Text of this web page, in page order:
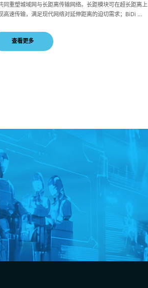
同重塑城域网与长距离传输网络。长距模块可在超长距离上
高速传输，满足现代网络对延伸距离的迫切需求；BiDi 模
率并降低基础设施成本。二者结合，带来网络的可扩展性、
性与性能跃升，完美契合当今不断演进的城域与长距场景。
查看更多